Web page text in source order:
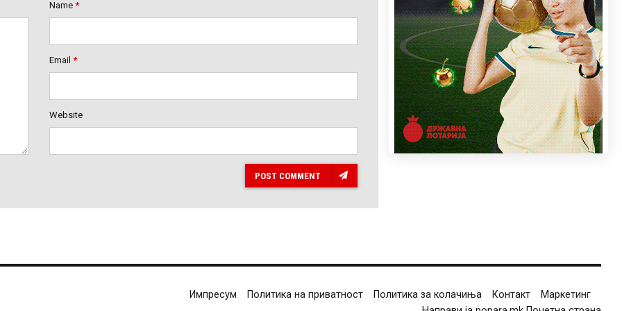
Name *
Email *
Website
POST COMMENT
Импресум Политика на приватност Политика за колачиња Контакт
Маркетинг